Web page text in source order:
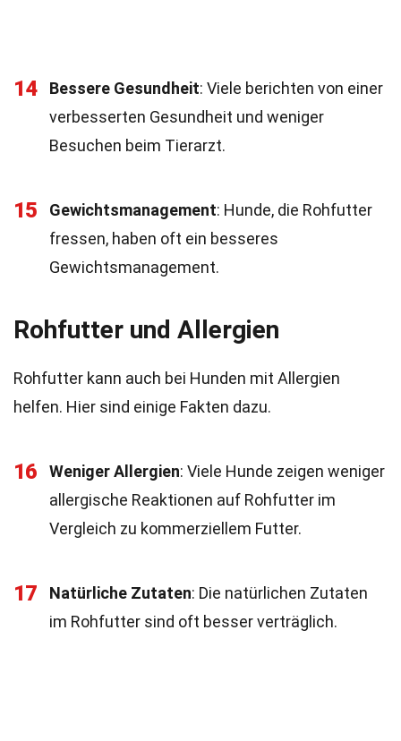
14 Bessere Gesundheit: Viele berichten von einer
verbesserten Gesundheit und weniger
Besuchen beim Tierarzt.
15 Gewichtsmanagement: Hunde, die Rohfutter
fressen, haben oft ein besseres
Gewichtsmanagement.
Rohfutter und Allergien
Rohfutter kann auch bei Hunden mit Allergien
helfen. Hier sind einige Fakten dazu.
16 Weniger Allergien: Viele Hunde zeigen weniger
allergische Reaktionen auf Rohfutter im
Vergleich zu kommerziellem Futter.
17 Natürliche Zutaten: Die natürlichen Zutaten
im Rohfutter sind oft besser verträglich.